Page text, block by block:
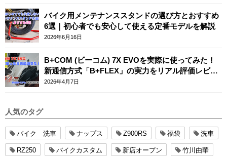
バイク用メンテナンススタンドの選び方とおすすめ
6選｜初心者でも安心して使える定番モデルを解説
2026年6月16日
B+COM (ビーコム) 7X EVOを実際に使ってみた！
新通信方式「B+FLEX」の実力をリアル評価レビュ
ー
2026年4月7日
人気のタグ
バイク 洗車 ナップス Z900RS 福袋 洗車
RZ250 バイクカスタム 新店オープン 竹川由華